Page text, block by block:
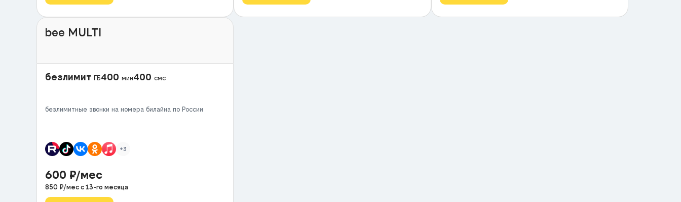
bee MULTI
безлимит ГБ400 мин400 смс
безлимитные звонки на номера билайна по России
+3
600 ₽/мес
850 ₽/мес с 13-го месяца